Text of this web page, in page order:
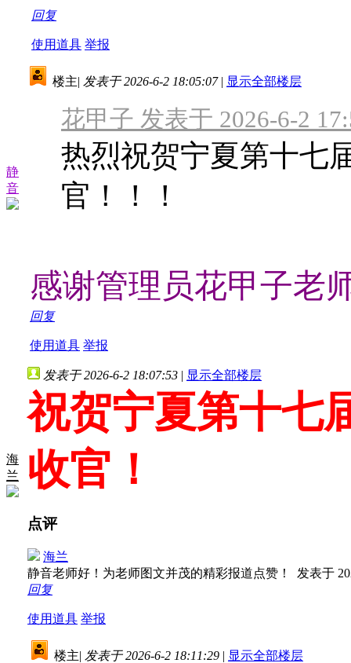
回复
使用道具 举报
静
音
楼主| 发表于 2026-6-2 18:05:07 | 显示全部楼层
花甲子 发表于 2026-6-2
热烈祝贺宁夏第十七
官！！！
感谢管理员花甲子老
回复
使用道具 举报
海
兰
发表于 2026-6-2 18:07:53 | 显示全部楼层
祝贺宁夏第十七
收官！
点评
海兰
静音老师好！为老师图文并茂的精彩报道点赞！ 发表于
回复
使用道具 举报
楼主| 发表于 2026-6-2 18:11:29 | 显示全部楼层